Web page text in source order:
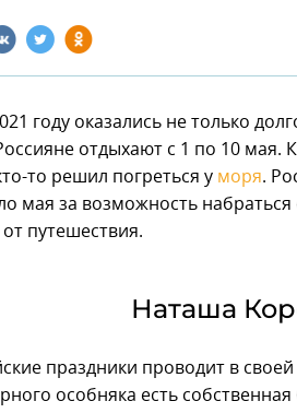
году оказались не только
отдыхают с 1 по 10 мая.
то решил погреться у моря.
мая за возможность набраться
путешествия.
Наташа
праздники проводит в
особняка есть